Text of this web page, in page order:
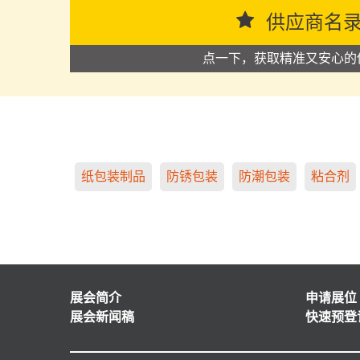
供应商名
点一下，获取精准又安心的
纸包装制品 防锈包装 防潮包装 粘合剂
展会简介
展会新闻稿
申请展位
快速预登